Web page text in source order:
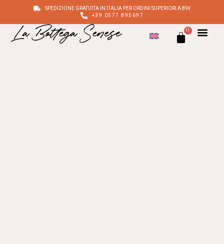
SPEDIZIONE GRATUITA IN ITALIA PER ORDINI SUPERIORI A 89€
+39 0577 895697
0